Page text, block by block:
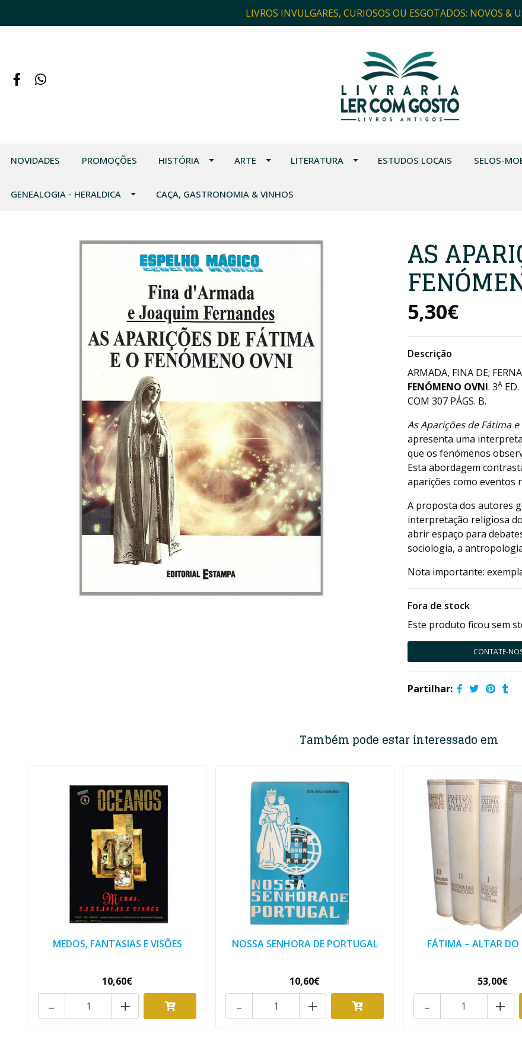
LIVROS INVULGARES, CURIOSOS OU ESGOTADOS: NOVOS &
NOVIDADES PROMOÇÕES HISTÓRIA ARTE LITERATURA ESTUDOS LOCAIS SELOS-
GENEALOGIA - HERALDICA CAÇA, GASTRONOMIA & VINHOS
AS
5,30€
Descrição
ARMADA, FINA DE;
FENÓMENO OVNI. 3A
COM 307 PÁGS. B.
As Aparições de Fátima
apresenta uma
que os fenómenos
Esta abordagem
aparições como eventos
A proposta dos autores
interpretação religiosa
abrir espaço para
sociologia, a
Nota importante:
Fora de stock
Este produto ficou sem
CONTATE-
Partilhar:
Também pode estar interessado em
MEDOS, FANTASIAS E VISÕES
10,60€
+
-
NOSSA SENHORA DE PORTUGAL
10,60€
+
-
FÁTIMA – ALTAR
53,00€
+
-